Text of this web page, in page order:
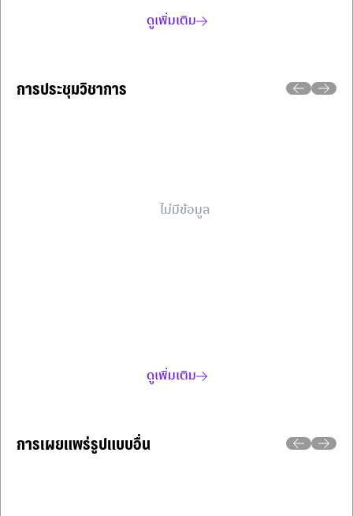
ดูเพิ่มเติม
การประชุมวิชาการ
ไม่มีข้อมูล
ดูเพิ่มเติม
การเผยแพร่รูปแบบอื่น